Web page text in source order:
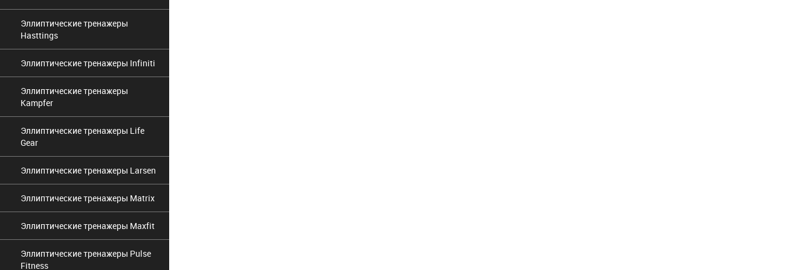
Эллиптические тренажеры
Hasttings
Эллиптические тренажеры Infiniti
Эллиптические тренажеры
Kampfer
Эллиптические тренажеры Life
Gear
Эллиптические тренажеры Larsen
Эллиптические тренажеры Matrix
Эллиптические тренажеры Maxfit
Эллиптические тренажеры Pulse
Fitness